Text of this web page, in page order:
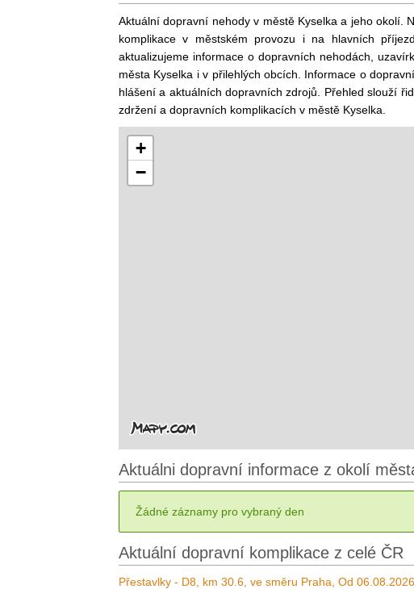
Aktuální dopravní nehody v městě Kyselka a jeho okolí.
komplikace v městském provozu i na hlavních
aktualizujeme informace o dopravních nehodách,
města Kyselka i v přilehlých obcích. Informace o
hlášení a aktuálních dopravních zdrojů. Přehled slouží
zdržení a dopravních komplikacích v městě Kyselka.
+
−
Aktuálni dopravní informace z okolí
Žádné záznamy pro vybraný den
Aktuální dopravní komplikace z celé ČR
Přestavlky - D8, km 30.6, ve směru Praha, Od